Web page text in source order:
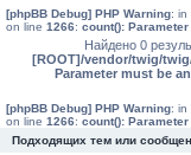
[phpBB Debug] PHP Warning: in
on line 1266: count():
Найдено 0
[ROOT]/vendor/twig/
Parameter must be
[phpBB Debug] PHP Warning: in
on line 1266: count():
Подходящих тем или